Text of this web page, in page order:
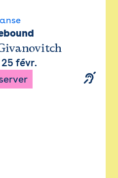
25 févr.